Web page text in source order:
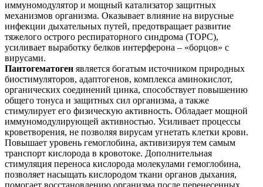
иммуномодулятор и мощный катализатор защитных
механизмов организма. Оказывает влияние на вирусные
инфекции дыхательных путей, предотвращает развитие
тяжелого острого респираторного синдрома (ТОРС),
усиливает выработку белков интерферона – «борцов» с
вирусами.
Пантогематоген является богатым источником природных
биостимуляторов, адаптогенов, комплекса аминокислот,
органических соединений цинка, способствует повышению
общего тонуса и защитных сил организма, а также
стимулирует его физическую активность. Обладает мощной
иммуномодулирующей активностью. Усиливает процессы
кроветворения, не позволяя вирусам угнетать клетки крови.
Повышает уровень гемоглобина, активизируя тем самым
транспорт кислорода в кровотоке. Дополнительная
стимуляция переноса кислорода молекулами гемоглобина,
позволяет насыщать кислородом ткани органов дыхания,
помогает восстановлению организма после перенесенных